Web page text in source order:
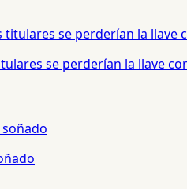
se perderían la llave